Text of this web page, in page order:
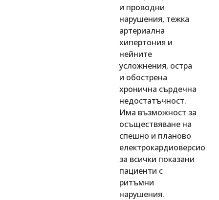
и проводни
нарушения, тежка
артериална
хипертония и
нейните
усложнения, остра
и обострена
хронична сърдечна
недостатъчност.
Има възможност за
осъществяване на
спешно и планово
електрокардиоверсио
за всички показани
пациенти с
ритъмни
нарушения.